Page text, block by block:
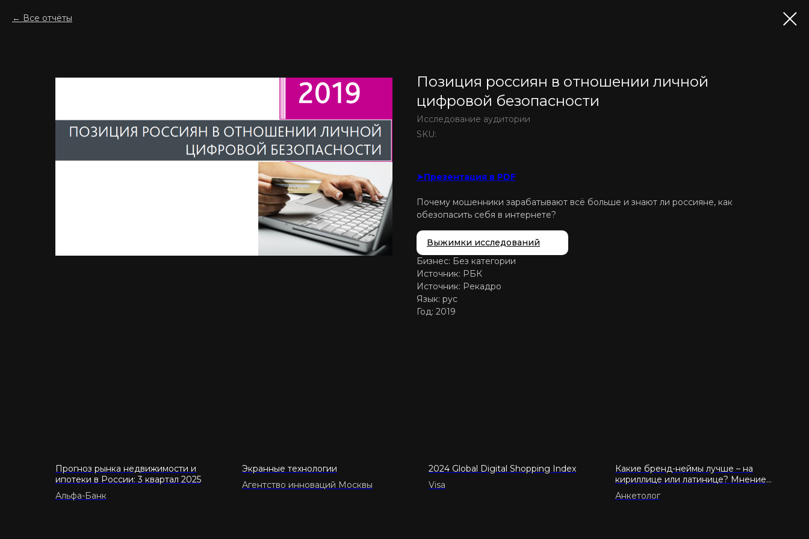
Все отчёты
Позиция россиян в отношении личной
цифровой безопасности
Исследование аудитории
SKU:
➤Презентация в PDF
Почему мошенники зарабатывают всё больше и знают ли россияне, как
обезопасить себя в интернете?
Выжимки исследований
Бизнес: Без категории
Источник: РБК
Источник: Рекадро
Язык: рус
Год: 2019
Прогноз рынка недвижимости и
ипотеки в России: 3 квартал 2025
Альфа-Банк
Экранные технологии
Агентство инноваций Москвы
2024 Global Digital Shopping Index
Visa
Какие бренд-неймы лучше – на
кириллице или латинице? Мнение
российских потребителей
Анкетолог